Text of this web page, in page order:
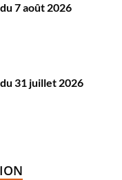
7 août 2026
31 juillet 2026